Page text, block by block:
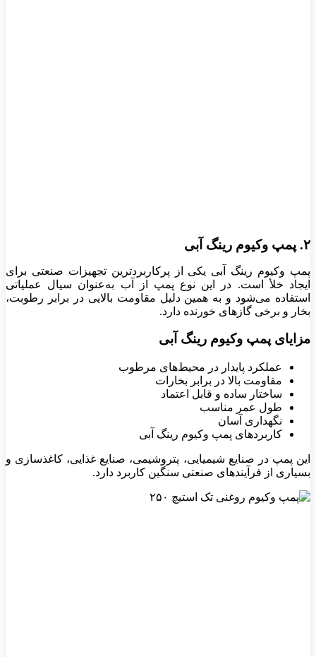
۲. پمپ وکیوم رینگ آبی
پمپ وکیوم رینگ آبی یکی از پرکاربردترین تجهیزات صنعتی برای
ایجاد خلأ است. در این نوع پمپ از آب به‌عنوان سیال عملیاتی
استفاده می‌شود و به همین دلیل مقاومت بالایی در برابر رطوبت،
بخار و برخی گازهای خورنده دارد.
مزایای پمپ وکیوم رینگ آبی
عملکرد پایدار در محیط‌های مرطوب
مقاومت بالا در برابر بخارات
ساختار ساده و قابل اعتماد
طول عمر مناسب
نگهداری آسان
کاربردهای پمپ وکیوم رینگ آبی
این پمپ در صنایع شیمیایی، پتروشیمی، صنایع غذایی، کاغذسازی و
بسیاری از فرآیندهای صنعتی سنگین کاربرد دارد.